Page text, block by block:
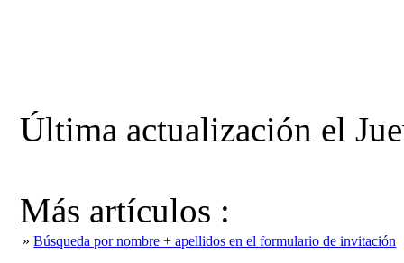
Última actualización el
Más artículos :
»Búsqueda por nombre + apellidos en el formulario de invitación